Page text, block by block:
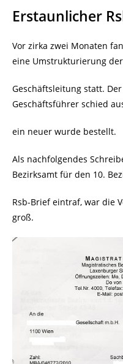
Erstaunlicher
Vor zirka zwei Monaten
eine Umstrukturierung der
Geschäftsleitung statt.
Geschäftsführer schied
ein neuer wurde bestellt.
Als nachfolgendes
Bezirksamt für den 10.
Rsb-Brief eintraf, war die
groß.